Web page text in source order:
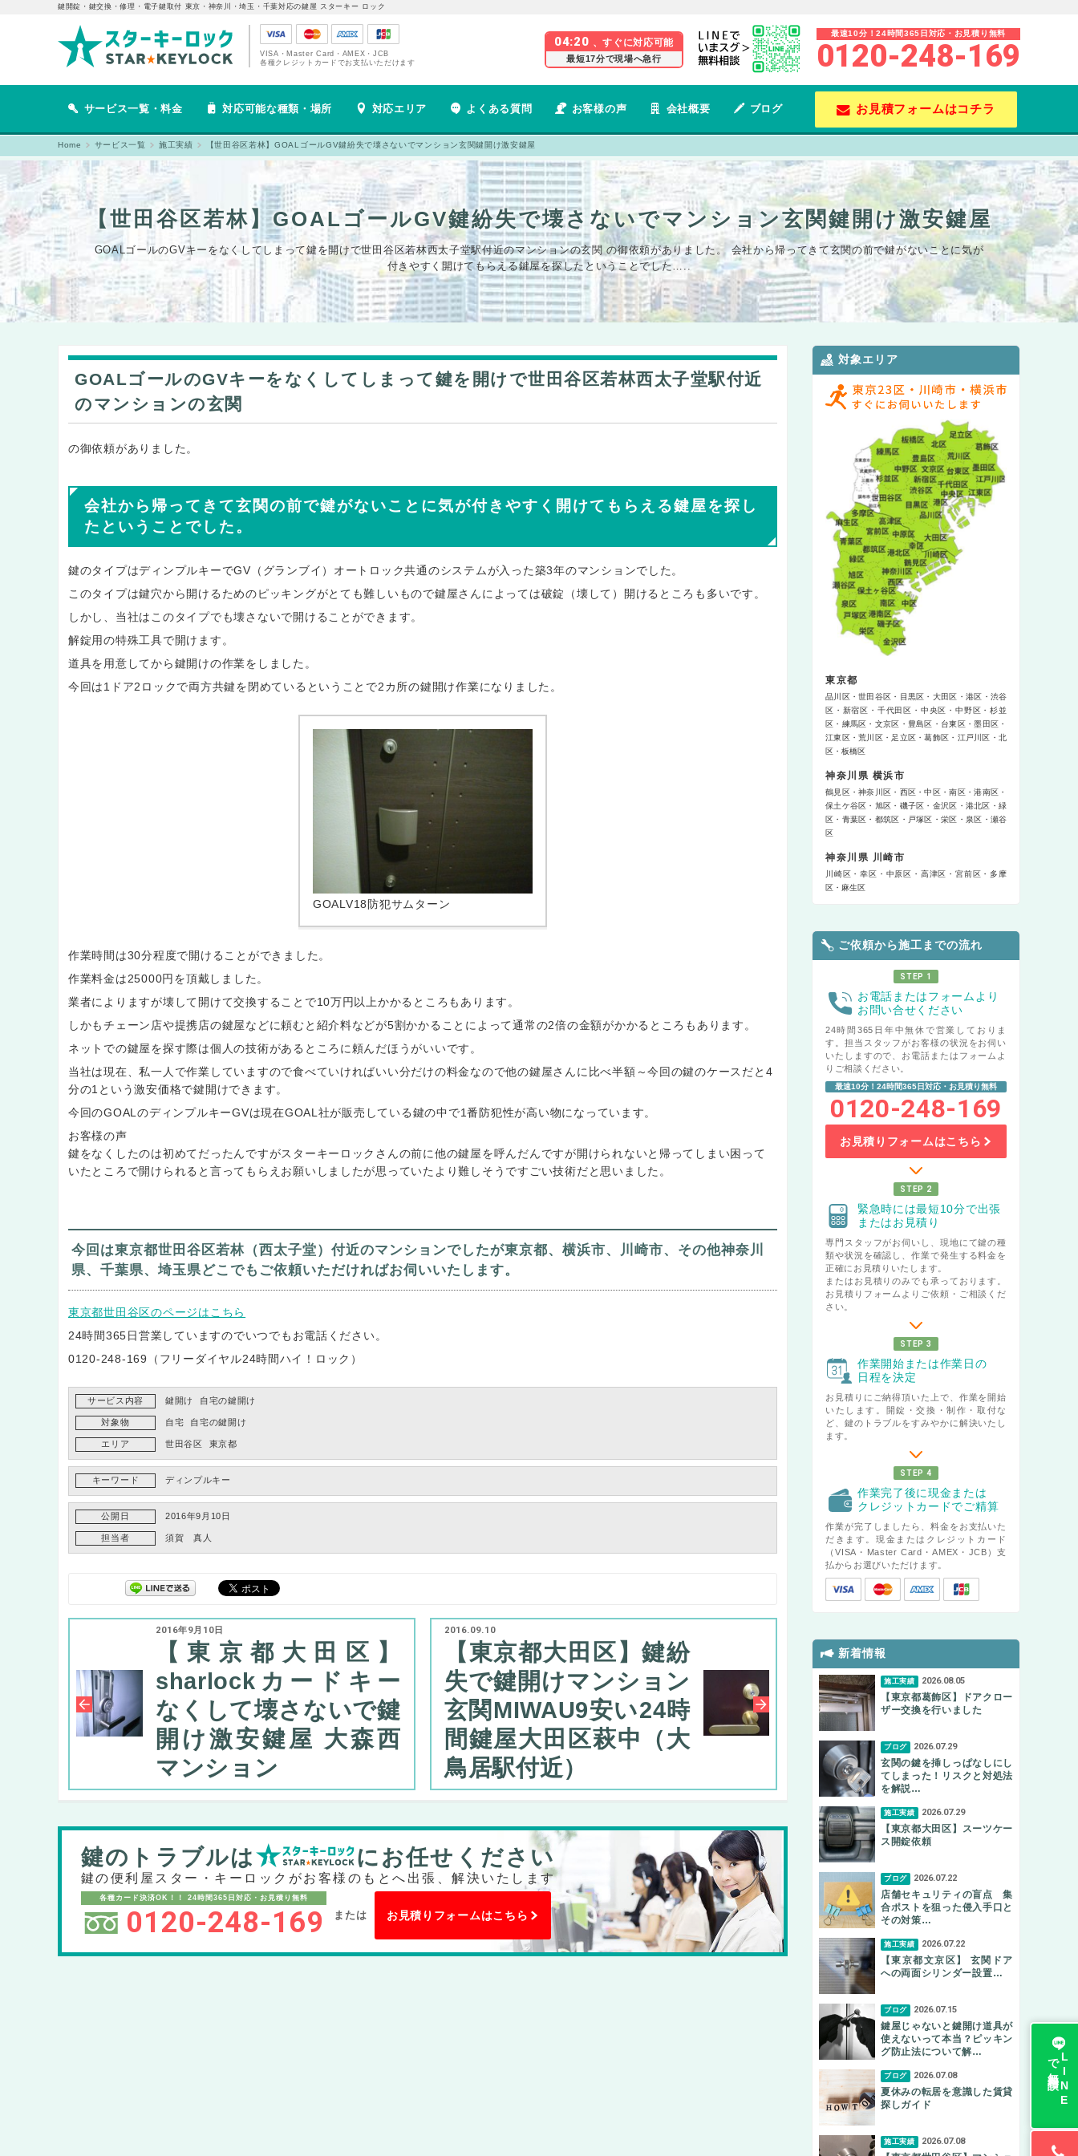
鍵開錠・鍵交換・修理・電子鍵取付 東京・神奈川・埼玉・千葉対応の鍵屋 スターキー ロック
VISA・Master Card・AMEX・JCB
各種クレジットカードでお支払いただけます
04:20 、すぐに対応可能
最短17分で現場へ急行
最速10分！24時間365日対応・お見積り無料
0120-248-169
サービス一覧・料金 対応可能な種類・場所 対応エリア よくある質問 お客様の声 会社概要 ブログ お見積フォームはコチラ
Home サービス一覧 施工実績 【世田谷区若林】GOALゴールGV鍵紛失で壊さないでマンション玄関鍵開け激安鍵屋
【世田谷区若林】GOALゴールGV鍵紛失で壊さないでマンション玄関鍵開け激安鍵屋
GOALゴールのGVキーをなくしてしまって鍵を開けで世田谷区若林西太子堂駅付近のマンションの玄関 の御依頼がありました。 会社から帰ってきて玄関の前で鍵がないことに気が
付きやすく開けてもらえる鍵屋を探したということでした…..
GOALゴールのGVキーをなくしてしまって鍵を開けで世田谷区若林西太子堂駅付近
のマンションの玄関
の御依頼がありました。
会社から帰ってきて玄関の前で鍵がないことに気が付きやすく開けてもらえる鍵屋を探し
たということでした。
鍵のタイプはディンプルキーでGV（グランブイ）オートロック共通のシステムが入った築3年のマンションでした。
このタイプは鍵穴から開けるためのピッキングがとても難しいもので鍵屋さんによっては破錠（壊して）開けるところも多いです。
しかし、当社はこのタイプでも壊さないで開けることができます。
解錠用の特殊工具で開けます。
道具を用意してから鍵開けの作業をしました。
今回は1ドア2ロックで両方共鍵を閉めているということで2カ所の鍵開け作業になりました。
GOALV18防犯サムターン
作業時間は30分程度で開けることができました。
作業料金は25000円を頂戴しました。
業者によりますが壊して開けて交換することで10万円以上かかるところもあります。
しかもチェーン店や提携店の鍵屋などに頼むと紹介料などが5割かかることによって通常の2倍の金額がかかるところもあります。
ネットでの鍵屋を探す際は個人の技術があるところに頼んだほうがいいです。
当社は現在、私一人で作業していますので食べていければいい分だけの料金なので他の鍵屋さんに比べ半額～今回の鍵のケースだと4
分の1という激安価格で鍵開けできます。
今回のGOALのディンプルキーGVは現在GOAL社が販売している鍵の中で1番防犯性が高い物になっています。
お客様の声
鍵をなくしたのは初めてだったんですがスターキーロックさんの前に他の鍵屋を呼んだんですが開けられないと帰ってしまい困って
いたところで開けられると言ってもらえお願いしましたが思っていたより難しそうですごい技術だと思いました。
今回は東京都世田谷区若林（西太子堂）付近のマンションでしたが東京都、横浜市、川崎市、その他神奈川
県、千葉県、埼玉県どこでもご依頼いただければお伺いいたします。
東京都世田谷区のページはこちら
24時間365日営業していますのでいつでもお電話ください。
0120-248-169（フリーダイヤル24時間ハイ！ロック）
サービス内容 鍵開け 自宅の鍵開け
対象物 自宅 自宅の鍵開け
エリア 世田谷区 東京都
キーワード ディンプルキー
公開日 2016年9月10日
担当者 須賀 真人
2016年9月10日
【東京都大田区】
sharlockカードキー
なくして壊さないで鍵
開け激安鍵屋 大森西
マンション
2016.09.10
【東京都大田区】鍵紛
失で鍵開けマンション
玄関MIWAU9安い24時
間鍵屋大田区萩中（大
鳥居駅付近）
鍵のトラブルは にお任せください
鍵の便利屋スター・キーロックがお客様のもとへ出張、解決いたします
各種カード決済OK！！ 24時間365日対応・お見積り無料
0120-248-169 または お見積りフォームはこちら
対象エリア
東京都
品川区 世田谷区 目黒区 大田区 港区
渋谷
区
新宿区 千代田区 中央区 中野区
杉並
区
練馬区 文京区 豊島区 台東区
墨田区
江東区
荒川区 足立区 葛飾区 江戸川区
北
区
板橋区
神奈川県 横浜市
鶴見区 神奈川区 西区 中区 南区
港南区
保土ケ谷区
旭区 磯子区 金沢区 港北区
緑
区
青葉区 都筑区 戸塚区 栄区 泉区
瀬谷
区
神奈川県 川崎市
川崎区 幸区 中原区 高津区 宮前区
多摩
区
麻生区
ご依頼から施工までの流れ
STEP 1
お電話またはフォームより
お問い合せください
24時間365日年中無休で営業しておりま
す。担当スタッフがお客様の状況をお伺い
いたしますので、お電話またはフォームよ
りご相談ください。
最速10分！24時間365日対応・お見積り無料
0120-248-169
お見積りフォームはこちら
STEP 2
緊急時には最短10分で出張
またはお見積り
専門スタッフがお伺いし、現地にて鍵の種
類や状況を確認し、作業で発生する料金を
正確にお見積りいたします。
またはお見積りのみでも承っております。
お見積りフォームよりご依頼・ご相談くだ
さい。
STEP 3
作業開始または作業日の
日程を決定
お見積りにご納得頂いた上で、作業を開始
いたします。開錠・交換・制作・取付な
ど、鍵のトラブルをすみやかに解決いたし
ます。
STEP 4
作業完了後に現金または
クレジットカードでご精算
作業が完了しましたら、料金をお支払いた
だきます。現金またはクレジットカード
（VISA・Master Card・AMEX・JCB）支
払からお選びいただけます。
新着情報
施工実績 2026.08.05
【東京都葛飾区】ドアクロー
ザー交換を行いました
ブログ 2026.07.29
玄関の鍵を挿しっぱなしにし
てしまった！リスクと対処法
を解説…
施工実績 2026.07.29
【東京都大田区】スーツケー
ス開錠依頼
ブログ 2026.07.22
店舗セキュリティの盲点 集
合ポストを狙った侵入手口と
その対策…
施工実績 2026.07.22
【東京都文京区】 玄関ドア
への両面シリンダー設置…
ブログ 2026.07.15
鍵屋じゃないと鍵開け道具が
使えないって本当？ピッキン
グ防止法について解…
ブログ 2026.07.08
夏休みの転居を意識した賃貸
探しガイド
施工実績 2026.07.08
L
I
N
E
で
無料相談